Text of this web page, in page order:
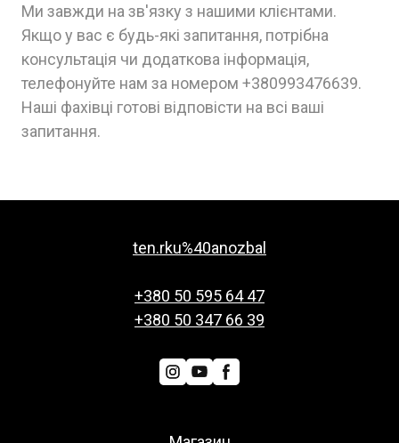
Ми завжди на зв'язку з нашими клієнтами.
Якщо у вас є будь-які запитання, потрібна
консультація чи додаткова інформація,
телефонуйте нам за номером +380993476639.
Наші фахівці готові відповісти на всі ваші
запитання.
ten.rku%40anozbal
+380 50 595 64 47
+380 50 347 66 39